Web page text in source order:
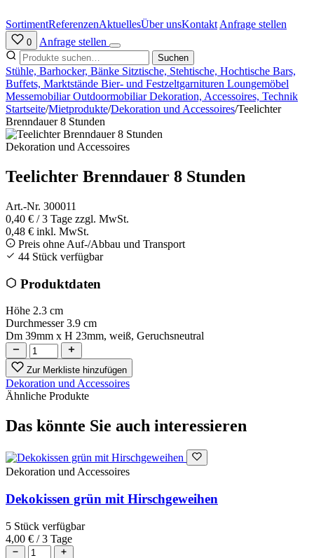
Inhalt
springen
SortimentReferenzenAktuellesÜber unsKontakt Anfrage stellen
0 Anfrage stellen
Suchen
Stühle, Barhocker, Bänke Sitztische, Stehtische, Hochtische Bars,
Buffets, Marktstände Bier- und Festzeltgarnituren Loungemöbel
MessemobiliarOutdoormobiliarDekoration, Accessoires, Technik
Startseite/Mietprodukte/Dekoration und Accessoires/Teelichter
Brenndauer 8 Stunden
Dekoration und Accessoires
Teelichter Brenndauer 8 Stunden
Art.-Nr. 300011
0,40 € / 3 Tage zzgl. MwSt.
0,48 € inkl. MwSt.
Preis ohne Auf-/Abbau und Transport
44 Stück verfügbar
Produktdaten
Höhe 2.3 cm
Durchmesser 3.9 cm
Dm 39mm x H 23mm, weiß, Geruchsneutral
Zur Merkliste hinzufügen
Dekoration und Accessoires
Ähnliche Produkte
Das könnte Sie auch interessieren
Dekoration und Accessoires
Dekokissen grün mit Hirschgeweihen
5 Stück verfügbar
4,00 € / 3 Tage